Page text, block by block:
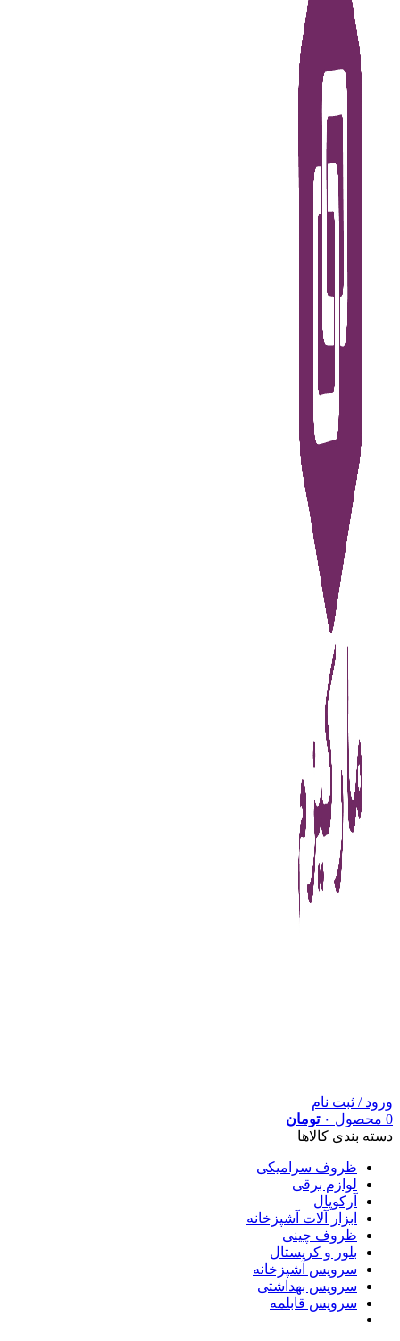
ورود / ثبت نام
0 محصول ۰ تومان
دسته بندی کالاها
ظروف سرامیکی
لوازم برقی
آرکوپال
ابزار آلات آشپزخانه
ظروف چینی
بلور و کریستال
سرویس آشپزخانه
سرویس بهداشتی
سرویس قابلمه